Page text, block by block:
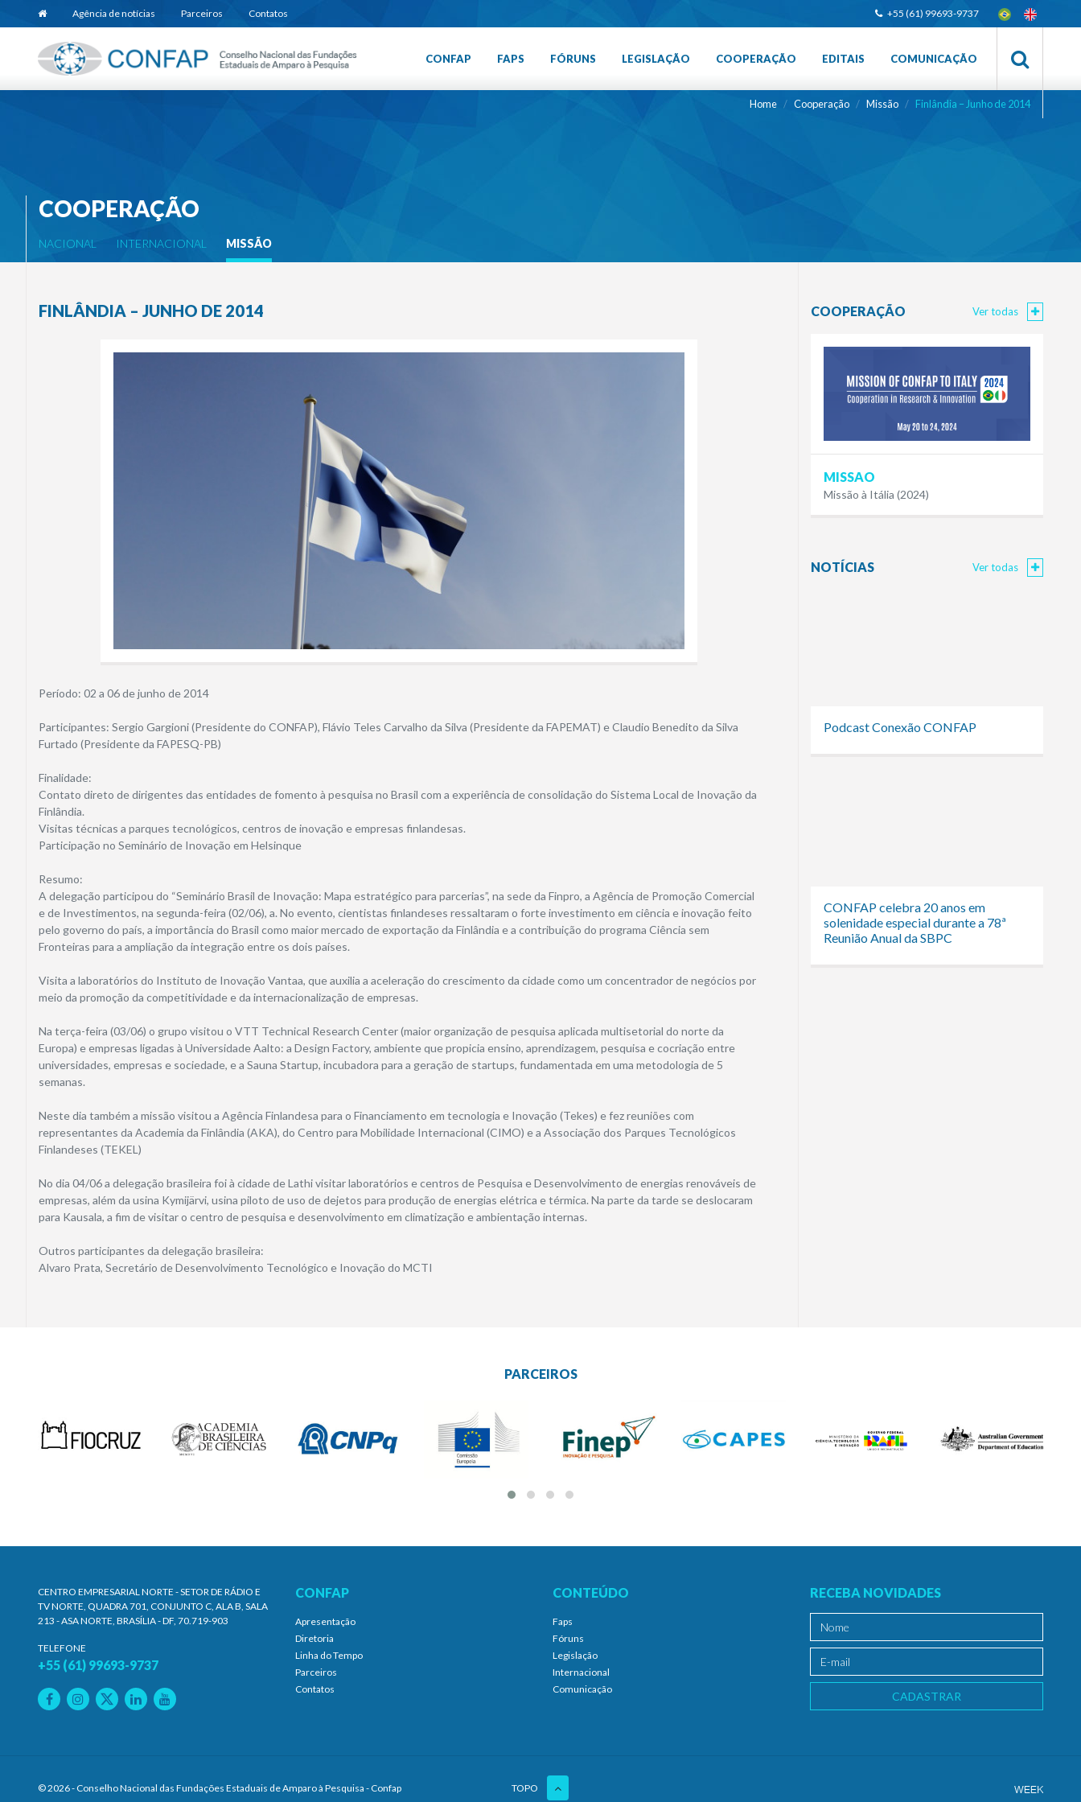
Agência de notícias Parceiros Contatos +55 (61) 99693-9737
CONFAP FAPS FÓRUNS LEGISLAÇÃO COOPERAÇÃO EDITAIS COMUNICAÇÃO
Home Cooperação Missão Finlândia – Junho de 2014
COOPERAÇÃO
NACIONAL INTERNACIONAL MISSÃO
FINLÂNDIA – JUNHO DE 2014
Período: 02 a 06 de junho de 2014
Participantes: Sergio Gargioni (Presidente do CONFAP), Flávio Teles Carvalho da Silva (Presidente da FAPEMAT) e Claudio Benedito da Silva
Furtado (Presidente da FAPESQ-PB)
Finalidade:
Contato direto de dirigentes das entidades de fomento à pesquisa no Brasil com a experiência de consolidação do Sistema Local de Inovação da
Finlândia.
Visitas técnicas a parques tecnológicos, centros de inovação e empresas finlandesas.
Participação no Seminário de Inovação em Helsinque
Resumo:
A delegação participou do “Seminário Brasil de Inovação: Mapa estratégico para parcerias”, na sede da Finpro, a Agência de Promoção Comercial
e de Investimentos, na segunda-feira (02/06), a. No evento, cientistas finlandeses ressaltaram o forte investimento em ciência e inovação feito
pelo governo do país, a importância do Brasil como maior mercado de exportação da Finlândia e a contribuição do programa Ciência sem
Fronteiras para a ampliação da integração entre os dois países.
Visita a laboratórios do Instituto de Inovação Vantaa, que auxilia a aceleração do crescimento da cidade como um concentrador de negócios por
meio da promoção da competitividade e da internacionalização de empresas.
Na terça-feira (03/06) o grupo visitou o VTT Technical Research Center (maior organização de pesquisa aplicada multisetorial do norte da
Europa) e empresas ligadas à Universidade Aalto: a Design Factory, ambiente que propicia ensino, aprendizagem, pesquisa e cocriação entre
universidades, empresas e sociedade, e a Sauna Startup, incubadora para a geração de startups, fundamentada em uma metodologia de 5
semanas.
Neste dia também a missão visitou a Agência Finlandesa para o Financiamento em tecnologia e Inovação (Tekes) e fez reuniões com
representantes da Academia da Finlândia (AKA), do Centro para Mobilidade Internacional (CIMO) e a Associação dos Parques Tecnológicos
Finlandeses (TEKEL)
No dia 04/06 a delegação brasileira foi à cidade de Lathi visitar laboratórios e centros de Pesquisa e Desenvolvimento de energias renováveis de
empresas, além da usina Kymijärvi, usina piloto de uso de dejetos para produção de energias elétrica e térmica. Na parte da tarde se deslocaram
para Kausala, a fim de visitar o centro de pesquisa e desenvolvimento em climatização e ambientação internas.
Outros participantes da delegação brasileira:
Alvaro Prata, Secretário de Desenvolvimento Tecnológico e Inovação do MCTI
COOPERAÇÃO Ver todas
MISSAO
Missão à Itália (2024)
NOTÍCIAS Ver todas
Podcast Conexão CONFAP
CONFAP celebra 20 anos em
solenidade especial durante a 78ª
Reunião Anual da SBPC
PARCEIROS
CENTRO EMPRESARIAL NORTE - SETOR DE RÁDIO E
TV NORTE, QUADRA 701, CONJUNTO C, ALA B, SALA
213 - ASA NORTE, BRASÍLIA - DF, 70.719-903
TELEFONE
+55 (61) 99693-9737
CONFAP
Apresentação
Diretoria
Linha do Tempo
Parceiros
Contatos
CONTEÚDO
Faps
Fóruns
Legislação
Internacional
Comunicação
RECEBA NOVIDADES
CADASTRAR
© 2026 - Conselho Nacional das Fundações Estaduais de Amparo à Pesquisa - Confap TOPO